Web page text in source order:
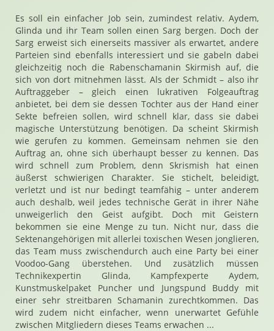
Es soll ein einfacher Job sein, zumindest relativ. Aydem,
Glinda und ihr Team sollen einen Sarg bergen. Doch der
Sarg erweist sich einerseits massiver als erwartet, andere
Parteien sind ebenfalls interessiert und sie gabeln dabei
gleichzeitig noch die Rabenschamanin Skirmish auf, die
sich von dort mitnehmen lässt. Als der Schmidt – also ihr
Auftraggeber – gleich einen lukrativen Folgeauftrag
anbietet, bei dem sie dessen Tochter aus der Hand einer
Sekte befreien sollen, wird schnell klar, dass sie dabei
magische Unterstützung benötigen. Da scheint Skirmish
wie gerufen zu kommen. Gemeinsam nehmen sie den
Auftrag an, ohne sich überhaupt besser zu kennen. Das
wird schnell zum Problem, denn Skrismish hat einen
äußerst schwierigen Charakter. Sie stichelt, beleidigt,
verletzt und ist nur bedingt teamfähig – unter anderem
auch deshalb, weil jedes technische Gerät in ihrer Nähe
unweigerlich den Geist aufgibt. Doch mit Geistern
bekommen sie eine Menge zu tun. Nicht nur, dass die
Sektenangehörigen mit allerlei toxischen Wesen jonglieren,
das Team muss zwischendurch auch eine Party bei einer
Voodoo-Gang überstehen. Und zusätzlich müssen
Technikexpertin Glinda, Kampfexperte Aydem,
Kunstmuskelpaket Puncher und Jungspund Buddy mit
einer sehr streitbaren Schamanin zurechtkommen. Das
wird zudem nicht einfacher, wenn unerwartet Gefühle
zwischen Mitgliedern dieses Teams erwachen ...